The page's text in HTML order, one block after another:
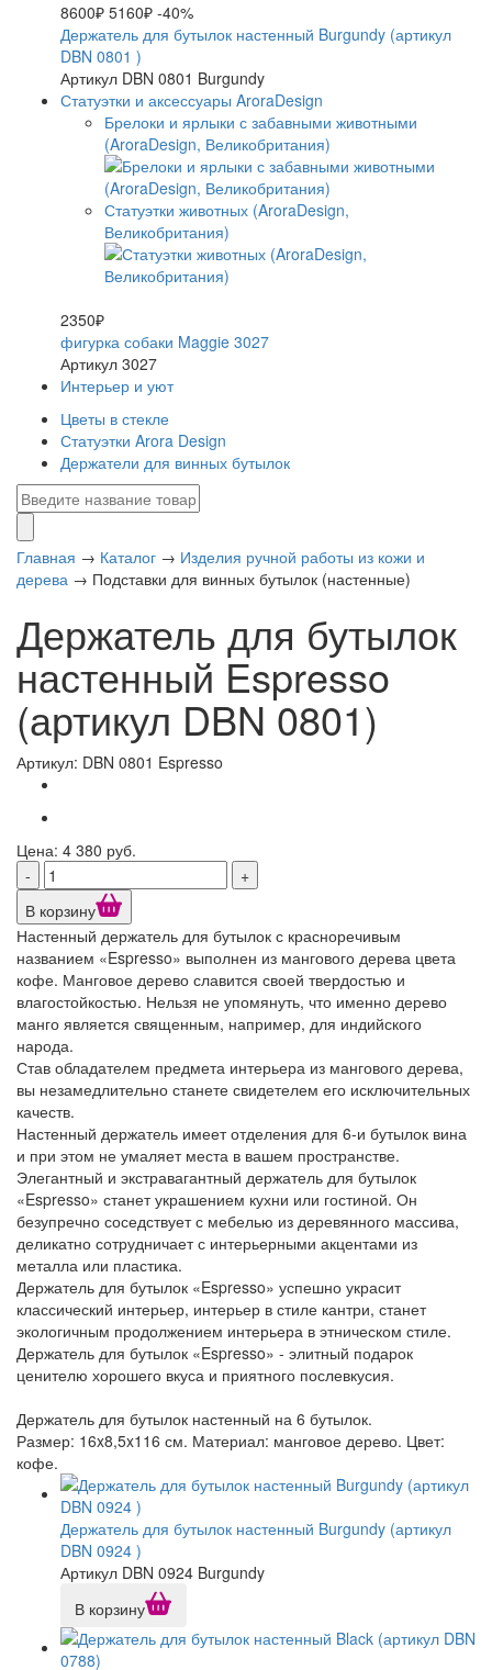
8600₽ 5160₽ -40%
Держатель для бутылок настенный Burgundy (артикул
DBN 0801 )
Артикул DBN 0801 Burgundy
Статуэтки и аксессуары AroraDesign
Брелоки и ярлыки с забавными животными
(AroraDesign, Великобритания)
Статуэтки животных (AroraDesign,
Великобритания)
2350₽
фигурка собаки Maggie 3027
Артикул 3027
Интерьер и уют
Цветы в стекле
Статуэтки Arora Design
Держатели для винных бутылок
Главная → Каталог → Изделия ручной работы из кожи и
дерева → Подставки для винных бутылок (настенные)
Держатель для бутылок
настенный Espresso
(артикул DBN 0801)
Артикул: DBN 0801 Espresso
Цена: 4 380 руб.
-
+
В корзину
Настенный держатель для бутылок с красноречивым
названием «Espresso» выполнен из мангового дерева цвета
кофе. Манговое дерево славится своей твердостью и
влагостойкостью. Нельзя не упомянуть, что именно дерево
манго является священным, например, для индийского
народа.
Став обладателем предмета интерьера из мангового дерева,
вы незамедлительно станете свидетелем его исключительных
качеств.
Настенный держатель имеет отделения для 6-и бутылок вина
и при этом не умаляет места в вашем пространстве.
Элегантный и экстравагантный держатель для бутылок
«Espresso» станет украшением кухни или гостиной. Он
безупречно соседствует с мебелью из деревянного массива,
деликатно сотрудничает с интерьерными акцентами из
металла или пластика.
Держатель для бутылок «Espresso» успешно украсит
классический интерьер, интерьер в стиле кантри, станет
экологичным продолжением интерьера в этническом стиле.
Держатель для бутылок «Espresso» - элитный подарок
ценителю хорошего вкуса и приятного послевкусия.
Держатель для бутылок настенный на 6 бутылок.
Размер: 16x8,5x116 см. Материал: манговое дерево. Цвет:
кофе.
Держатель для бутылок настенный Burgundy (артикул
DBN 0924 )
Артикул DBN 0924 Burgundy
В корзину